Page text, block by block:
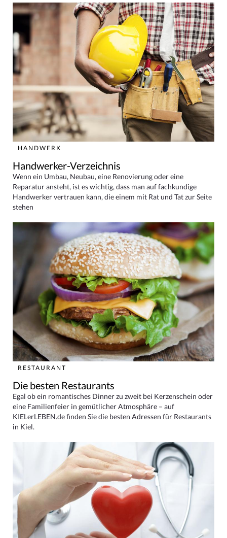
HANDWERK
Handwerker-Verzeichnis
Wenn ein Umbau, Neubau, eine Renovierung oder eine
Reparatur ansteht, ist es wichtig, dass man auf fachkundige
Handwerker vertrauen kann, die einem mit Rat und Tat zur Seite
stehen
RESTAURANT
Die besten Restaurants
Egal ob ein romantisches Dinner zu zweit bei Kerzenschein oder
eine Familienfeier in gemütlicher Atmosphäre – auf
KIELerLEBEN.de finden Sie die besten Adressen für Restaurants
in Kiel.